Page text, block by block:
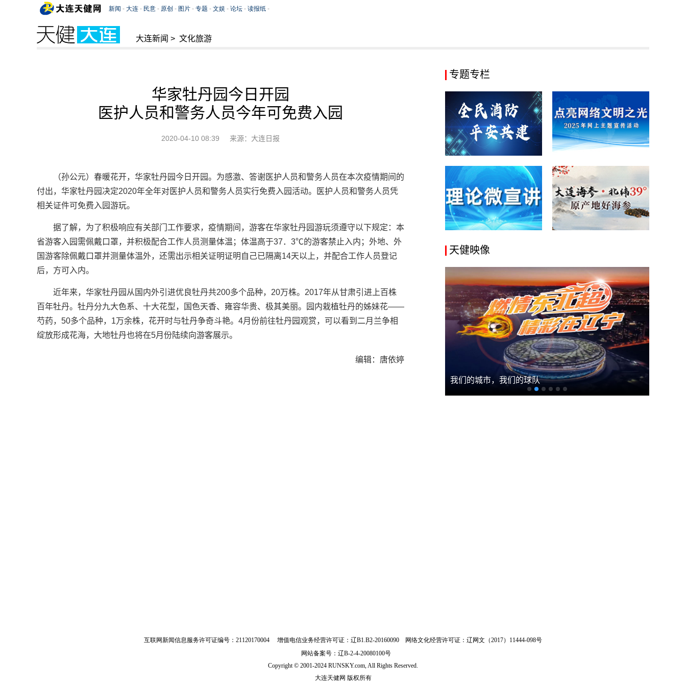
大连新闻 > 文化旅游
华家牡丹园今日开园
医护人员和警务人员今年可免费入园
2020-04-10 08:39 来源：大连日报
（孙公元）春暖花开，华家牡丹园今日开园。为感激、答谢医护人员和警务人员在本次疫情期间的
付出，华家牡丹园决定2020年全年对医护人员和警务人员实行免费入园活动。医护人员和警务人员凭
相关证件可免费入园游玩。
据了解，为了积极响应有关部门工作要求，疫情期间，游客在华家牡丹园游玩须遵守以下规定：本
省游客入园需佩戴口罩，并积极配合工作人员测量体温；体温高于37．3℃的游客禁止入内；外地、外
国游客除佩戴口罩并测量体温外，还需出示相关证明证明自己已隔离14天以上，并配合工作人员登记
后，方可入内。
近年来，华家牡丹园从国内外引进优良牡丹共200多个品种，20万株。2017年从甘肃引进上百株
百年牡丹。牡丹分九大色系、十大花型，国色天香、雍容华贵、极其美丽。园内栽植牡丹的姊妹花——
芍药，50多个品种，1万余株，花开时与牡丹争奇斗艳。4月份前往牡丹园观赏，可以看到二月兰争相
绽放形成花海，大地牡丹也将在5月份陆续向游客展示。
编辑：唐依婷